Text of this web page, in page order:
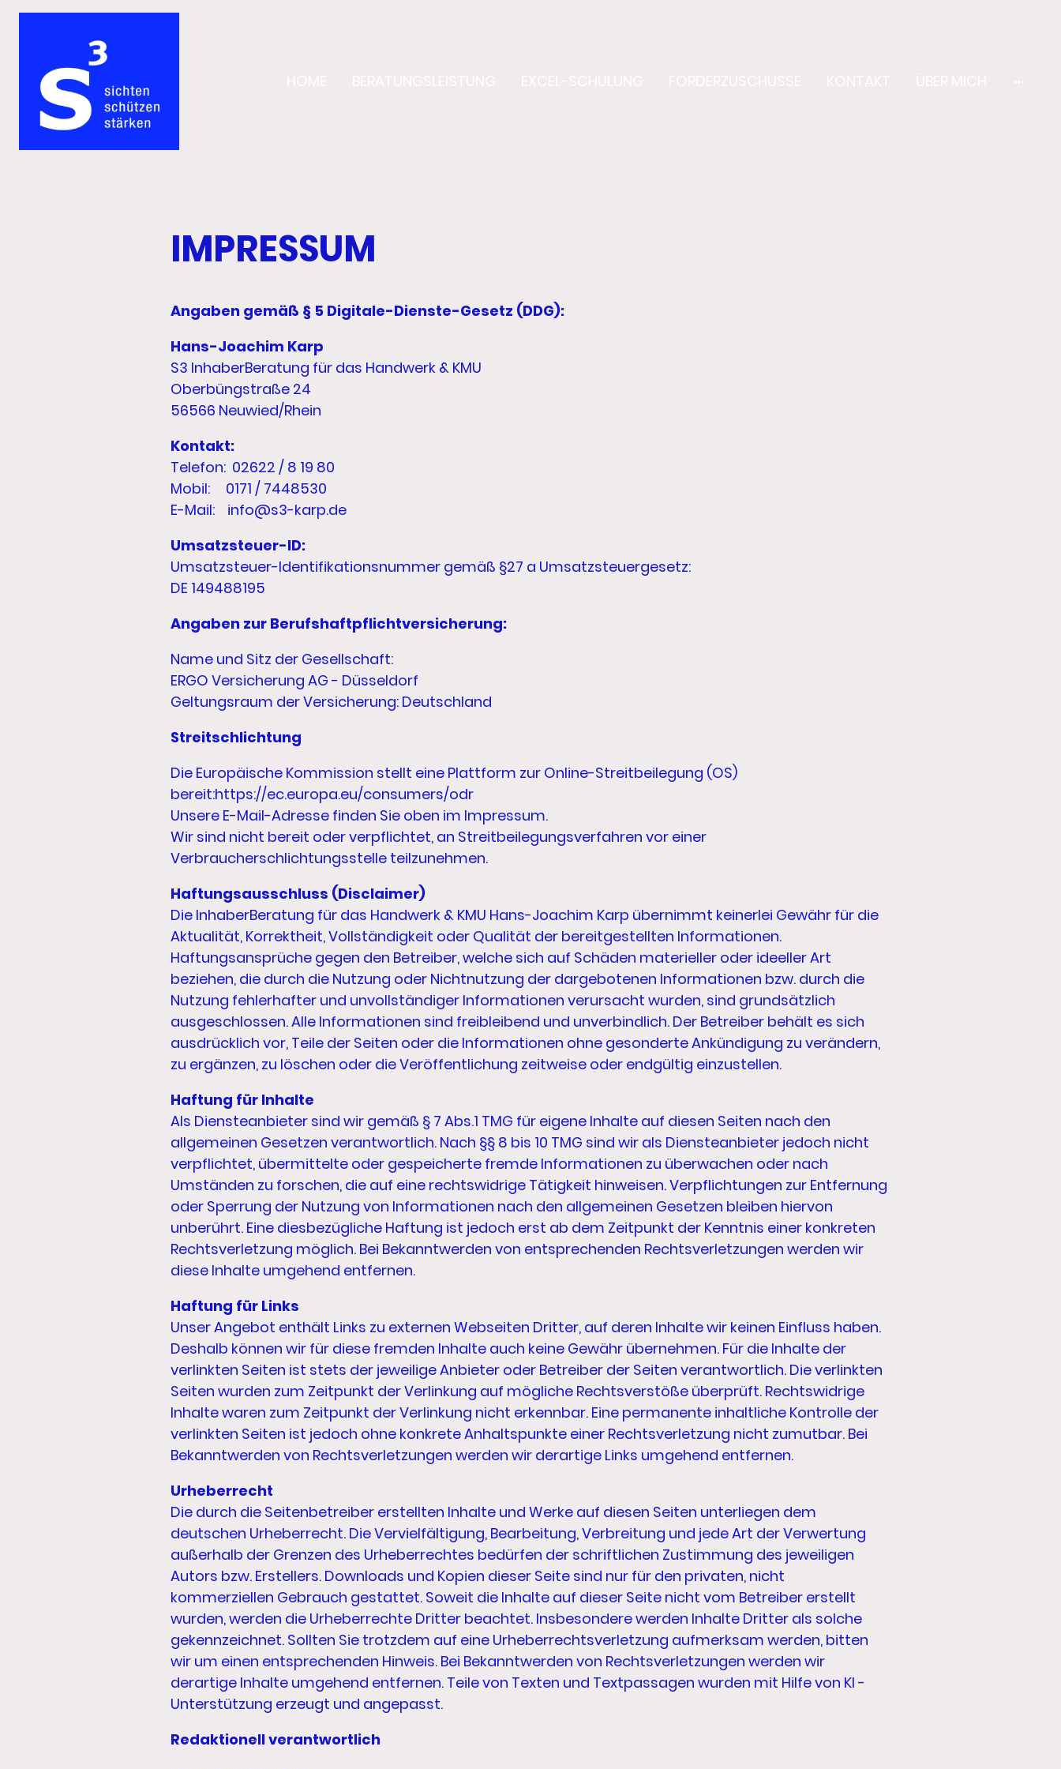
IMPRESSUM
Angaben gemäß § 5 Digitale-Dienste-Gesetz (DDG):
Hans-Joachim Karp
S3 InhaberBeratung für das Handwerk & KMU
Oberbüngstraße 24
56566 Neuwied/Rhein
Kontakt:
Telefon: 02622 / 8 19 80
Mobil: 0171 / 7448530
E-Mail: info@s3-karp.de
Umsatzsteuer-ID:
Umsatzsteuer-Identifikationsnummer gemäß §27 a Umsatzsteuergesetz:
DE 149488195
Angaben zur Berufshaftpflichtversicherung:
Name und Sitz der Gesellschaft:
ERGO Versicherung AG - Düsseldorf
Geltungsraum der Versicherung: Deutschland
Streitschlichtung
Die Europäische Kommission stellt eine Plattform zur Online-Streitbeilegung (OS)
bereit:https://ec.europa.eu/consumers/odr
Unsere E-Mail-Adresse finden Sie oben im Impressum.
Wir sind nicht bereit oder verpflichtet, an Streitbeilegungsverfahren vor einer
Verbraucherschlichtungsstelle teilzunehmen.
Haftungsausschluss (Disclaimer)
Die InhaberBeratung für das Handwerk & KMU Hans-Joachim Karp übernimmt keinerlei Gewähr für die
Aktualität, Korrektheit, Vollständigkeit oder Qualität der bereitgestellten Informationen.
Haftungsansprüche gegen den Betreiber, welche sich auf Schäden materieller oder ideeller Art
beziehen, die durch die Nutzung oder Nichtnutzung der dargebotenen Informationen bzw. durch die
Nutzung fehlerhafter und unvollständiger Informationen verursacht wurden, sind grundsätzlich
ausgeschlossen. Alle Informationen sind freibleibend und unverbindlich. Der Betreiber behält es sich
ausdrücklich vor, Teile der Seiten oder die Informationen ohne gesonderte Ankündigung zu verändern,
zu ergänzen, zu löschen oder die Veröffentlichung zeitweise oder endgültig einzustellen.
Haftung für Inhalte
Als Diensteanbieter sind wir gemäß § 7 Abs.1 TMG für eigene Inhalte auf diesen Seiten nach den
allgemeinen Gesetzen verantwortlich. Nach §§ 8 bis 10 TMG sind wir als Diensteanbieter jedoch nicht
verpflichtet, übermittelte oder gespeicherte fremde Informationen zu überwachen oder nach
Umständen zu forschen, die auf eine rechtswidrige Tätigkeit hinweisen. Verpflichtungen zur Entfernung
oder Sperrung der Nutzung von Informationen nach den allgemeinen Gesetzen bleiben hiervon
unberührt. Eine diesbezügliche Haftung ist jedoch erst ab dem Zeitpunkt der Kenntnis einer konkreten
Rechtsverletzung möglich. Bei Bekanntwerden von entsprechenden Rechtsverletzungen werden wir
diese Inhalte umgehend entfernen.
Haftung für Links
Unser Angebot enthält Links zu externen Webseiten Dritter, auf deren Inhalte wir keinen Einfluss haben.
Deshalb können wir für diese fremden Inhalte auch keine Gewähr übernehmen. Für die Inhalte der
verlinkten Seiten ist stets der jeweilige Anbieter oder Betreiber der Seiten verantwortlich. Die verlinkten
Seiten wurden zum Zeitpunkt der Verlinkung auf mögliche Rechtsverstöße überprüft. Rechtswidrige
Inhalte waren zum Zeitpunkt der Verlinkung nicht erkennbar. Eine permanente inhaltliche Kontrolle der
verlinkten Seiten ist jedoch ohne konkrete Anhaltspunkte einer Rechtsverletzung nicht zumutbar. Bei
Bekanntwerden von Rechtsverletzungen werden wir derartige Links umgehend entfernen.
Urheberrecht
Die durch die Seitenbetreiber erstellten Inhalte und Werke auf diesen Seiten unterliegen dem
deutschen Urheberrecht. Die Vervielfältigung, Bearbeitung, Verbreitung und jede Art der Verwertung
außerhalb der Grenzen des Urheberrechtes bedürfen der schriftlichen Zustimmung des jeweiligen
Autors bzw. Erstellers. Downloads und Kopien dieser Seite sind nur für den privaten, nicht
kommerziellen Gebrauch gestattet. Soweit die Inhalte auf dieser Seite nicht vom Betreiber erstellt
wurden, werden die Urheberrechte Dritter beachtet. Insbesondere werden Inhalte Dritter als solche
gekennzeichnet. Sollten Sie trotzdem auf eine Urheberrechtsverletzung aufmerksam werden, bitten
wir um einen entsprechenden Hinweis. Bei Bekanntwerden von Rechtsverletzungen werden wir
derartige Inhalte umgehend entfernen. Teile von Texten und Textpassagen wurden mit Hilfe von KI -
Unterstützung erzeugt und angepasst.
Redaktionell verantwortlich